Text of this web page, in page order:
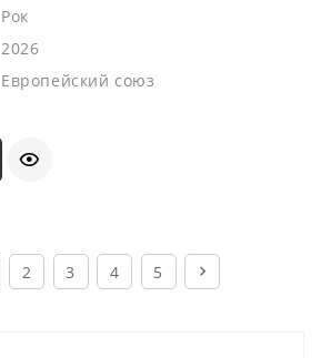
Рок
2026
Европейский союз
2 3 4 5